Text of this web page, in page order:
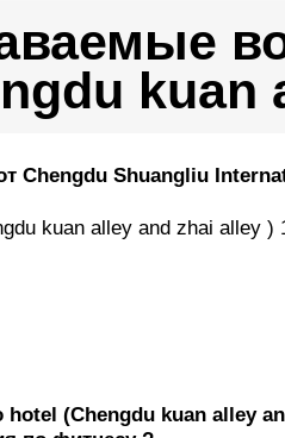
kuan
Chengdu Shuangliu
kuan alley and zhai alley )
hotel (Chengdu kuan alley